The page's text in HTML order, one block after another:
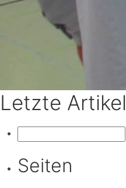
Letzte Artikel
nach:
Seiten